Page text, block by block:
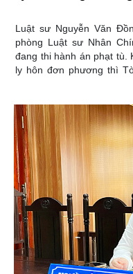
Luật sư Nguyễn Văn
phòng Luật sư Nhân
đang thi hành án phạt tù.
ly hôn đơn phương thì
hòa giải hai bên thống
có thẩm quyền sẽ ra
sự thỏa thuận của các
giải thống nhất được
giải quyết theo thủ tục tố